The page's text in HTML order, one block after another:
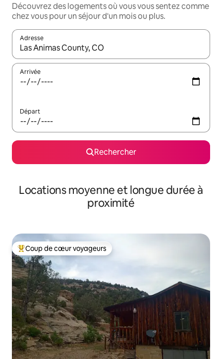
Découvrez des logements où vous vous sentez comme
chez vous pour un séjour d'un mois ou plus.
Adresse
Lorsque les résultats s'affichent, utilisez les flèches vers le
Arrivée
Départ
Rechercher
Locations moyenne et longue durée à
proximité
Coups de cœur voyageurs les plus appréciés
Coup de cœur voyageurs